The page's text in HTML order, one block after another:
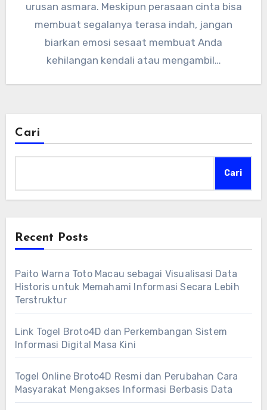
urusan asmara. Meskipun perasaan cinta bisa
membuat segalanya terasa indah, jangan
biarkan emosi sesaat membuat Anda
kehilangan kendali atau mengambil…
Cari
Cari
Recent Posts
Paito Warna Toto Macau sebagai Visualisasi Data
Historis untuk Memahami Informasi Secara Lebih
Terstruktur
Link Togel Broto4D dan Perkembangan Sistem
Informasi Digital Masa Kini
Togel Online Broto4D Resmi dan Perubahan Cara
Masyarakat Mengakses Informasi Berbasis Data